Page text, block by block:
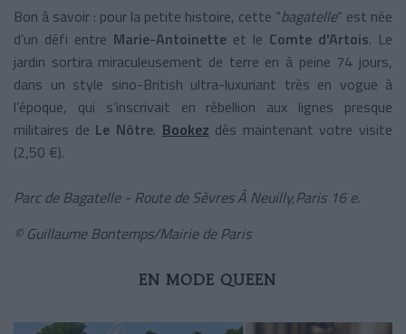
Bon à savoir : pour la petite histoire, cette “bagatelle” est née
d’un défi entre Marie-Antoinette et le Comte d'Artois. Le
jardin sortira miraculeusement de terre en à peine 74 jours,
dans un style sino-British ultra-luxuriant très en vogue à
l’époque, qui s’inscrivait en rébellion aux lignes presque
militaires de Le Nôtre. Bookez dès maintenant votre visite
(2,50 €).
Parc de Bagatelle - Route de Sèvres À Neuilly,Paris 16 e.
© Guillaume Bontemps/Mairie de Paris
EN MODE QUEEN